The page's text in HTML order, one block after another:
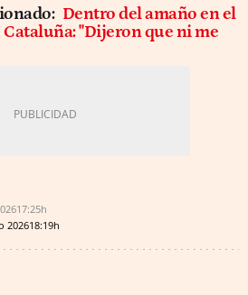
Dentro del amaño en el
"Dijeron que ni me
17:25h
202618:19h